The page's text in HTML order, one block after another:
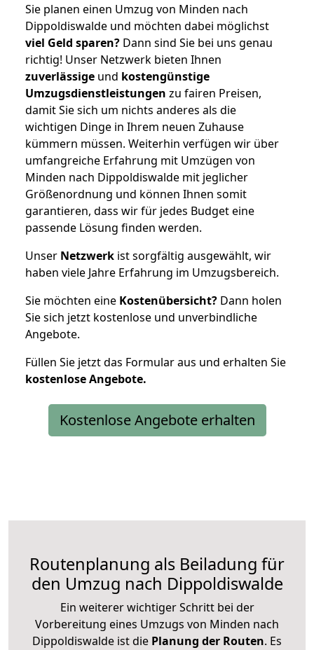
Sie planen einen Umzug von Minden nach
Dippoldiswalde und möchten dabei möglichst
viel Geld sparen? Dann sind Sie bei uns genau
richtig! Unser Netzwerk bieten Ihnen
zuverlässige und kostengünstige
Umzugsdienstleistungen zu fairen Preisen,
damit Sie sich um nichts anderes als die
wichtigen Dinge in Ihrem neuen Zuhause
kümmern müssen. Weiterhin verfügen wir über
umfangreiche Erfahrung mit Umzügen von
Minden nach Dippoldiswalde mit jeglicher
Größenordnung und können Ihnen somit
garantieren, dass wir für jedes Budget eine
passende Lösung finden werden.
Unser Netzwerk ist sorgfältig ausgewählt, wir
haben viele Jahre Erfahrung im Umzugsbereich.
Sie möchten eine Kostenübersicht? Dann holen
Sie sich jetzt kostenlose und unverbindliche
Angebote.
Füllen Sie jetzt das Formular aus und erhalten Sie
kostenloseAngebote.
Kostenlose Angebote erhalten
Routenplanung als Beiladung für
den Umzug nach Dippoldiswalde
Ein weiterer wichtiger Schritt bei der
Vorbereitung eines Umzugs von Minden nach
Dippoldiswalde ist die Planung der Routen. Es